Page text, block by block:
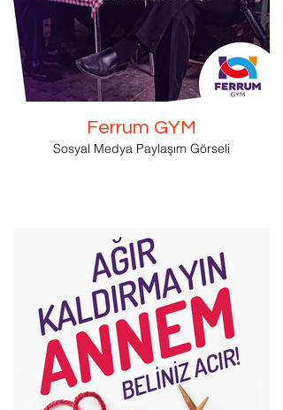
Ferrum GYM
Sosyal Medya Paylaşım Görseli